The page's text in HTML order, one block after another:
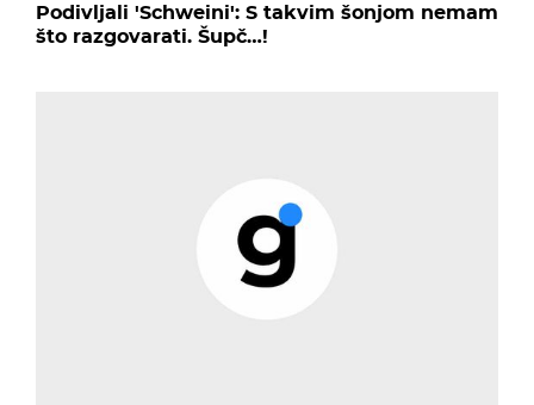
Podivljali 'Schweini': S takvim šonjom nemam
što razgovarati. Šupč…!